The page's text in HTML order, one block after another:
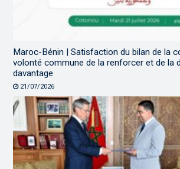
Maroc-Bénin | Satisfaction du bilan de la
volonté commune de la renforcer et de la
davantage
21/07/2026